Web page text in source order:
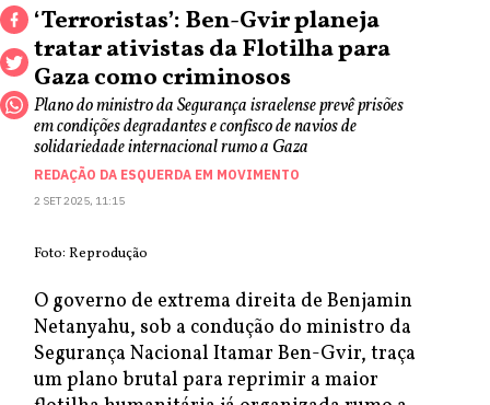
‘Terroristas’: Ben-Gvir planeja
tratar ativistas da Flotilha para
Gaza como criminosos
Plano do ministro da Segurança israelense prevê prisões
em condições degradantes e confisco de navios de
solidariedade internacional rumo a Gaza
REDAÇÃO DA ESQUERDA EM MOVIMENTO
2 SET 2025, 11:15
Foto: Reprodução
O governo de extrema direita de Benjamin
Netanyahu, sob a condução do ministro da
Segurança Nacional Itamar Ben-Gvir, traça
um plano brutal para reprimir a maior